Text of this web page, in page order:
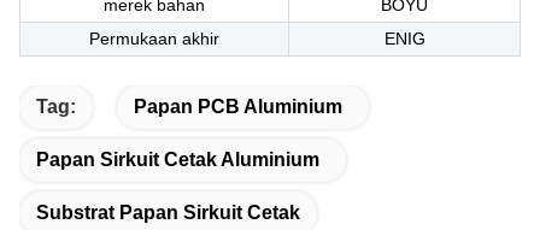
merek bahan
BOYU
Permukaan akhir
ENIG
Tag: Papan PCB Aluminium
Papan Sirkuit Cetak Aluminium
Substrat Papan Sirkuit Cetak